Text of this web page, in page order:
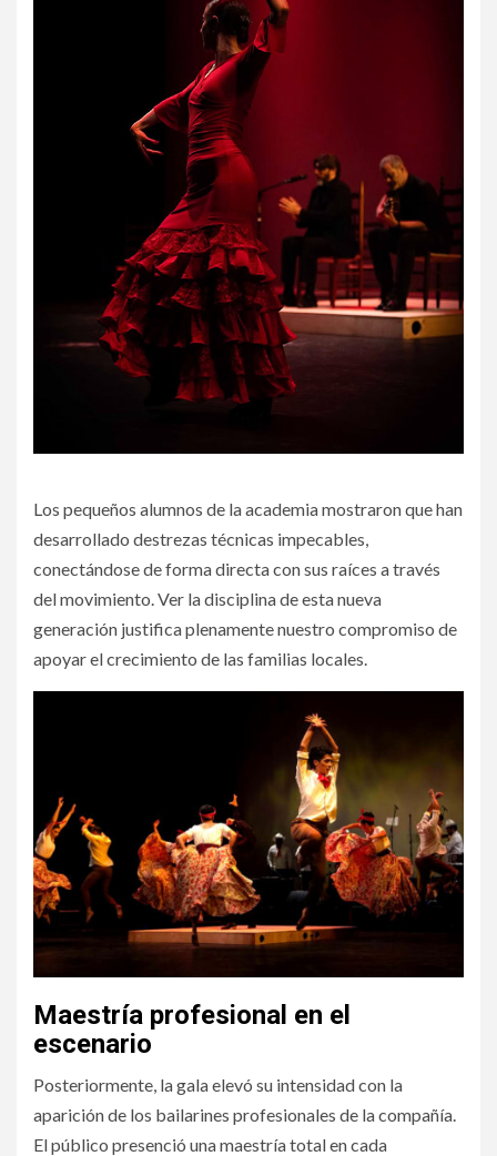
Los pequeños alumnos de la academia mostraron que han
desarrollado destrezas técnicas impecables,
conectándose de forma directa con sus raíces a través
del movimiento. Ver la disciplina de esta nueva
generación justifica plenamente nuestro compromiso de
apoyar el crecimiento de las familias locales.
Maestría profesional en el
escenario
Posteriormente, la gala elevó su intensidad con la
aparición de los bailarines profesionales de la compañía.
El público presenció una maestría total en cada